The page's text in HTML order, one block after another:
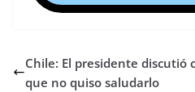
Chile: El presidente discutió
que no quiso saludarlo